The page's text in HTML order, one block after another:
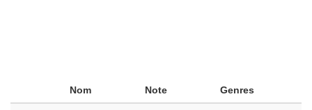
Nom Note Genres